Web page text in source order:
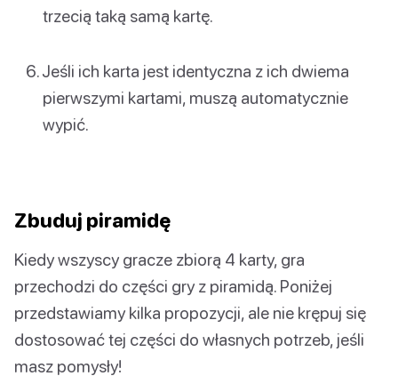
trzecią taką samą kartę.
Jeśli ich karta jest identyczna z ich dwiema
pierwszymi kartami, muszą automatycznie
wypić.
Zbuduj piramidę
Kiedy wszyscy gracze zbiorą 4 karty, gra
przechodzi do części gry z piramidą. Poniżej
przedstawiamy kilka propozycji, ale nie krępuj się
dostosować tej części do własnych potrzeb, jeśli
masz pomysły!